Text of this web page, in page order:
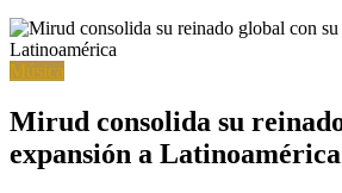
Música
Mirud consolida su
expansión a Latinoamérica